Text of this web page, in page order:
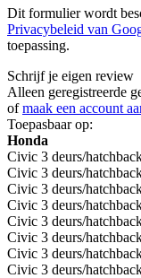
Dit formulier wordt
Privacybeleid van
toepassing.
Schrijf je eigen review
Alleen geregistreerde
ofmaak een account
Toepasbaar op:
Honda
Civic 3 deurs/
Civic 3 deurs/
Civic 3 deurs/
Civic 3 deurs/
Civic 3 deurs/
Civic 3 deurs/
Civic 3 deurs/
Civic 3 deurs/